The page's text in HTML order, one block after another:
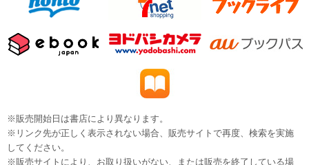
※販売開始日は書店により異なります。
※リンク先が正しく表示されない場合、販売サイトで再度、検索を実施
してください。
※販売サイトにより、お取り扱いがない、または販売を終了している場